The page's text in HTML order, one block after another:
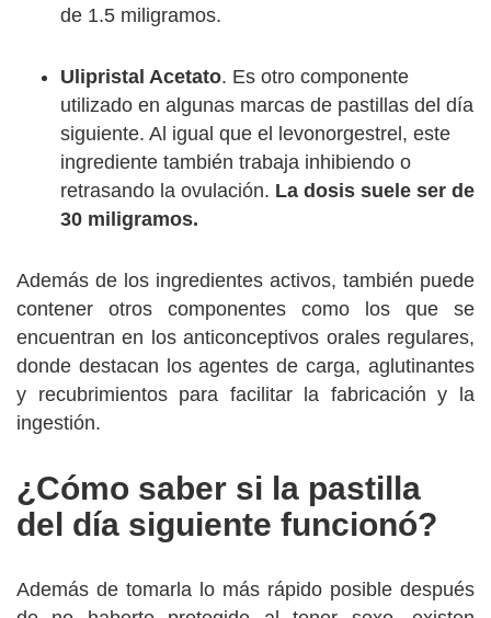
de 1.5 miligramos.
Ulipristal Acetato. Es otro componente
utilizado en algunas marcas de pastillas del día
siguiente. Al igual que el levonorgestrel, este
ingrediente también trabaja inhibiendo o
retrasando la ovulación. La dosis suele ser de
30 miligramos.
Además de los ingredientes activos, también puede
contener otros componentes como los que se
encuentran en los anticonceptivos orales regulares,
donde destacan los agentes de carga, aglutinantes
y recubrimientos para facilitar la fabricación y la
ingestión.
¿Cómo saber si la pastilla
del día siguiente funcionó?
Además de tomarla lo más rápido posible después